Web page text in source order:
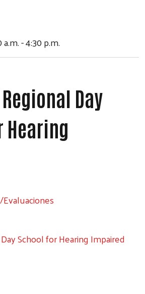
- 4:30 p.m.
Day
Hearing
School for Hearing Impaired